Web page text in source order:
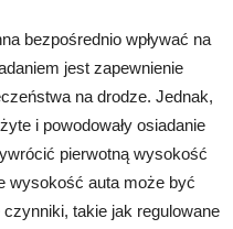
bezpośrednio wpływać na
jest zapewnienie
na drodze. Jednak,
i powodowały osiadanie
pierwotną wysokość
wysokość auta może być
takie jak regulowane